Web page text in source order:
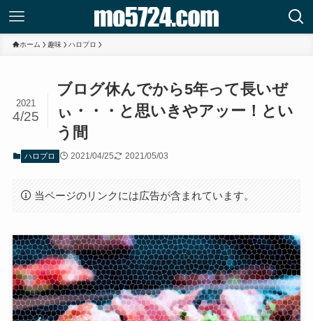
ホーム 趣味 ハロプロ
ブログ休んでから5年って長いぜ
ぃ・・・と思いきやアッー！とい
う間
2021
4/25
ハロプロ 2021/04/25 2021/05/03
当ページのリンクには広告が含まれています。